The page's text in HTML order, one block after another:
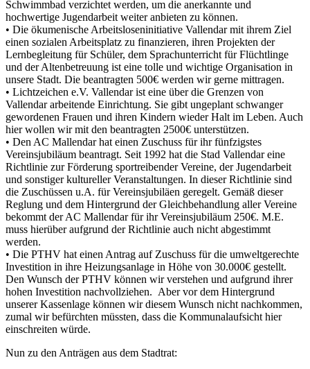
Schwimmbad verzichtet werden, um die anerkannte und
hochwertige Jugendarbeit weiter anbieten zu können.
• Die ökumenische Arbeitsloseninitiative Vallendar mit ihrem Ziel
einen sozialen Arbeitsplatz zu finanzieren, ihren Projekten der
Lernbegleitung für Schüler, dem Sprachunterricht für Flüchtlinge
und der Altenbetreuung ist eine tolle und wichtige Organisation in
unsere Stadt. Die beantragten 500€ werden wir gerne mittragen.
• Lichtzeichen e.V. Vallendar ist eine über die Grenzen von
Vallendar arbeitende Einrichtung. Sie gibt ungeplant schwanger
gewordenen Frauen und ihren Kindern wieder Halt im Leben. Auch
hier wollen wir mit den beantragten 2500€ unterstützen.
• Den AC Mallendar hat einen Zuschuss für ihr fünfzigstes
Vereinsjubiläum beantragt. Seit 1992 hat die Stad Vallendar eine
Richtlinie zur Förderung sportreibender Vereine, der Jugendarbeit
und sonstiger kultureller Veranstaltungen. In dieser Richtlinie sind
die Zuschüssen u.A. für Vereinsjubiläen geregelt. Gemäß dieser
Reglung und dem Hintergrund der Gleichbehandlung aller Vereine
bekommt der AC Mallendar für ihr Vereinsjubiläum 250€. M.E.
muss hierüber aufgrund der Richtlinie auch nicht abgestimmt
werden.
• Die PTHV hat einen Antrag auf Zuschuss für die umweltgerechte
Investition in ihre Heizungsanlage in Höhe von 30.000€ gestellt.
Den Wunsch der PTHV können wir verstehen und aufgrund ihrer
hohen Investition nachvollziehen. Aber vor dem Hintergrund
unserer Kassenlage können wir diesem Wunsch nicht nachkommen,
zumal wir befürchten müssten, dass die Kommunalaufsicht hier
einschreiten würde.
Nun zu den Anträgen aus dem Stadtrat: